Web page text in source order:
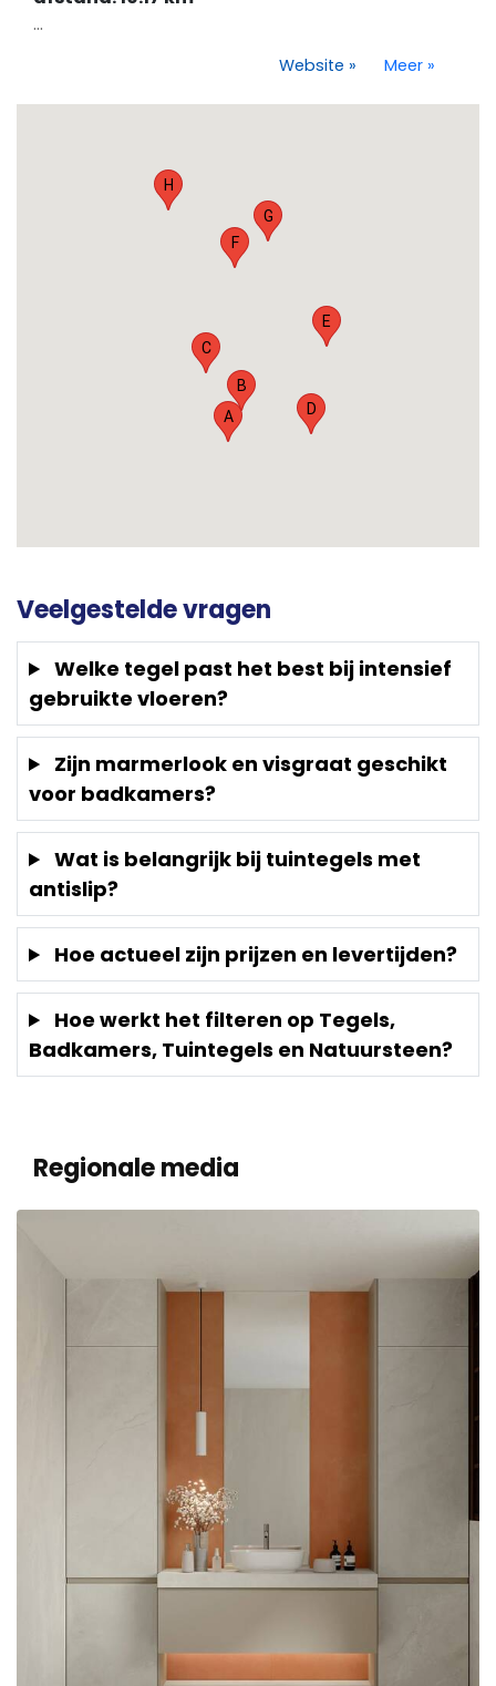
...
Website » Meer »
A
B
C
D
E
F
G
H
Veelgestelde vragen
Welke tegel past het best bij intensief
gebruikte vloeren?
Zijn marmerlook en visgraat geschikt
voor badkamers?
Wat is belangrijk bij tuintegels met
antislip?
Hoe actueel zijn prijzen en levertijden?
Hoe werkt het filteren op Tegels,
Badkamers, Tuintegels en Natuursteen?
Regionale media